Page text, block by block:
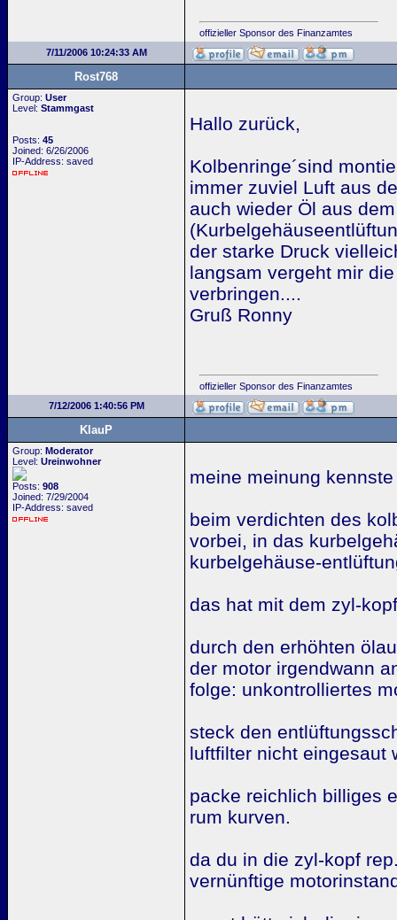
offizieller Sponsor des Finanzamtes
7/11/2006 10:24:33 AM
Rost768
Group: User
Level: Stammgast
Posts: 45
Joined: 6/26/2006
IP-Address: saved
Hallo zurück,
Kolbenringe´sind
immer zuviel Luft aus
auch wieder Öl aus
der starke Druck
langsam vergeht mir
verbringen....
Gruß Ronny
offizieller Sponsor des Finanzamtes
7/12/2006 1:40:56 PM
KlauP
Group: Moderator
Level: Ureinwohner
Posts: 908
Joined: 7/29/2004
IP-Address: saved
meine meinung
beim verdichten des
vorbei, in das
kurbelgehäuse-
das hat mit dem zyl-
durch den erhöhten
der motor irgendwann
folge: unkontrolliertes
steck den
luftfilter nicht eingesaut
packe reichlich billiges
rum kurven.
da du in die zyl-kopf
vernünftige